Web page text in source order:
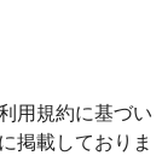
用規約に基づい
掲載しておりま